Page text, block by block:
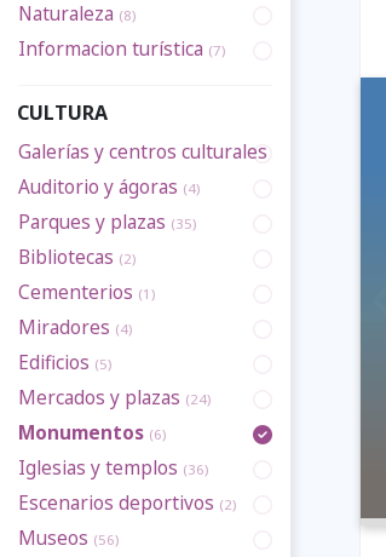
Naturaleza (8)
Informacion turística (7)
CULTURA
Galerías y centros culturales
Auditorio y ágoras (4)
Parques y plazas (35)
Bibliotecas (2)
Cementerios (1)
Miradores (4)
Edificios (5)
Mercados y plazas (24)
Monumentos (6)
Iglesias y templos (36)
Escenarios deportivos (2)
Museos (56)